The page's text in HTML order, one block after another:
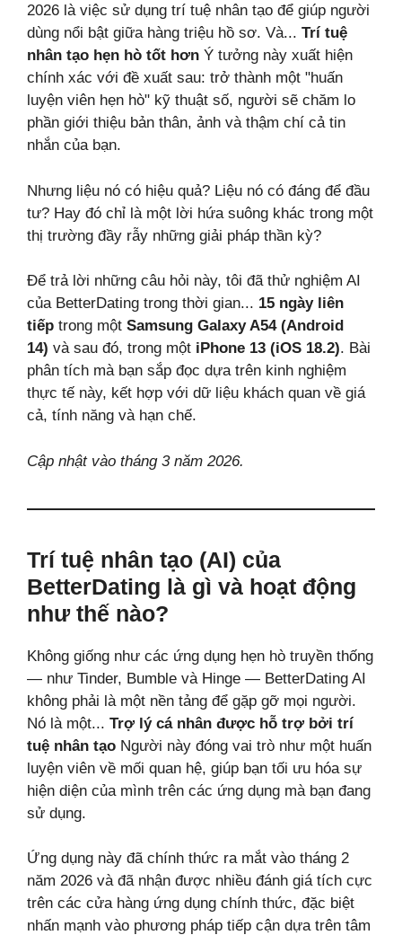
2026 là việc sử dụng trí tuệ nhân tạo để giúp người
dùng nổi bật giữa hàng triệu hồ sơ. Và... Trí tuệ
nhân tạo hẹn hò tốt hơn Ý tưởng này xuất hiện
chính xác với đề xuất sau: trở thành một "huấn
luyện viên hẹn hò" kỹ thuật số, người sẽ chăm lo
phần giới thiệu bản thân, ảnh và thậm chí cả tin
nhắn của bạn.
Nhưng liệu nó có hiệu quả? Liệu nó có đáng để đầu
tư? Hay đó chỉ là một lời hứa suông khác trong một
thị trường đầy rẫy những giải pháp thần kỳ?
Để trả lời những câu hỏi này, tôi đã thử nghiệm AI
của BetterDating trong thời gian... 15 ngày liên
tiếp trong một Samsung Galaxy A54 (Android
14) và sau đó, trong một iPhone 13 (iOS 18.2). Bài
phân tích mà bạn sắp đọc dựa trên kinh nghiệm
thực tế này, kết hợp với dữ liệu khách quan về giá
cả, tính năng và hạn chế.
Cập nhật vào tháng 3 năm 2026.
Trí tuệ nhân tạo (AI) của
BetterDating là gì và hoạt động
như thế nào?
Không giống như các ứng dụng hẹn hò truyền thống
— như Tinder, Bumble và Hinge — BetterDating AI
không phải là một nền tảng để gặp gỡ mọi người.
Nó là một... Trợ lý cá nhân được hỗ trợ bởi trí
tuệ nhân tạo Người này đóng vai trò như một huấn
luyện viên về mối quan hệ, giúp bạn tối ưu hóa sự
hiện diện của mình trên các ứng dụng mà bạn đang
sử dụng.
Ứng dụng này đã chính thức ra mắt vào tháng 2
năm 2026 và đã nhận được nhiều đánh giá tích cực
trên các cửa hàng ứng dụng chính thức, đặc biệt
nhấn mạnh vào phương pháp tiếp cận dựa trên tâm